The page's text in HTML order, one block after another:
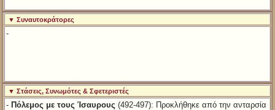
▼ Συναυτοκράτορες
-
▼ Στάσεις, Συνωμότες & Σφετεριστές
- Πόλεμος με τους Ίσαυρους (492-497): Προκλήθηκε από την ανταρσία